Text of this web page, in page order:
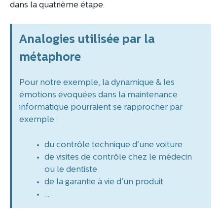
dans la quatrième étape.
Analogies utilisée par la
métaphore
Pour notre exemple, la dynamique & les
émotions évoquées dans la maintenance
informatique pourraient se rapprocher par
exemple :
du contrôle technique d’une voiture
de visites de contrôle chez le médecin
ou le dentiste
de la garantie à vie d’un produit
…